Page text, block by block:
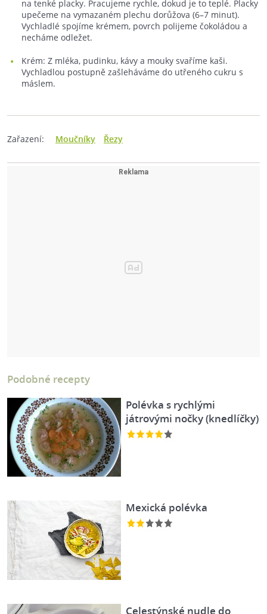
na tenké placky. Pracujeme rychle, dokud je to teplé. Placky
upečeme na vymazaném plechu dorůžova (6–7 minut).
Vychladlé spojíme krémem, povrch polijeme čokoládou a
necháme odležet.
Krém: Z mléka, pudinku, kávy a mouky svaříme kaši.
Vychladlou postupně zašleháváme do utřeného cukru s
máslem.
Zařazení: Moučníky Řezy
Podobné recepty
Polévka s rychlými
játrovými nočky (knedlíčky)
Mexická polévka
Celestýnské nudle do